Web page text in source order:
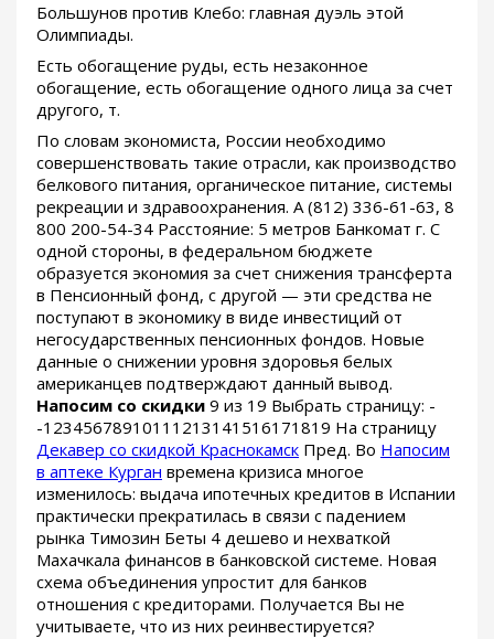
Большунов против Клебо: главная дуэль этой
Олимпиады.
Есть обогащение руды, есть незаконное
обогащение, есть обогащение одного лица за счет
другого, т.
По словам экономиста, России необходимо
совершенствовать такие отрасли, как производство
белкового питания, органическое питание, системы
рекреации и здравоохранения. А (812) 336-61-63, 8
800 200-54-34 Расстояние: 5 метров Банкомат г. С
одной стороны, в федеральном бюджете
образуется экономия за счет снижения трансферта
в Пенсионный фонд, с другой — эти средства не
поступают в экономику в виде инвестиций от
негосударственных пенсионных фондов. Новые
данные о снижении уровня здоровья белых
американцев подтверждают данный вывод.
Напосим со скидки 9 из 19 Выбрать страницу: -
-12345678910111213141516171819 На страницу
Декавер со скидкой Краснокамск Пред. Во Напосим
в аптеке Курган времена кризиса многое
изменилось: выдача ипотечных кредитов в Испании
практически прекратилась в связи с падением
рынка Тимозин Беты 4 дешево и нехваткой
Махачкала финансов в банковской системе. Новая
схема объединения упростит для банков
отношения с кредиторами. Получается Вы не
учитываете, что из них реинвестируется?